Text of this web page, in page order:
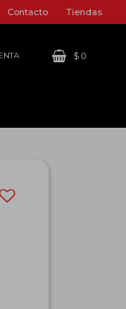
$ 0
Contacto Tiendas